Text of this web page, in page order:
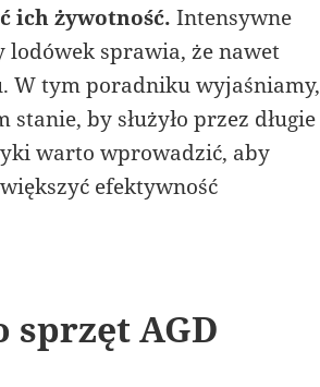
ich żywotność. Intensywne
sprawia, że nawet
W tym poradniku wyjaśniamy,
by służyło przez długie
warto wprowadzić, aby
efektywność
sprzęt AGD